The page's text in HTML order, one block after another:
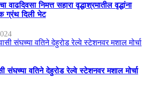
वाढदिवसा निमत्त सहारा वृद्धाश्रमातील वृद्धांना
ग्रंथ दिली भेट
संघच्या वतिने देहुरोड रेल्वे स्टेशनवर मशाल मोर्चा